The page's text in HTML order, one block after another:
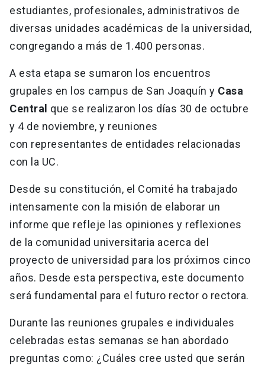
estudiantes, profesionales, administrativos de
diversas unidades académicas de la universidad,
congregando a más de 1.400 personas.
A esta etapa se sumaron los encuentros
grupales en los campus de San Joaquín y Casa
Central que se realizaron los días 30 de octubre
y 4 de noviembre, y reuniones
con representantes de entidades relacionadas
con la UC.
Desde su constitución, el Comité ha trabajado
intensamente con la misión de elaborar un
informe que refleje las opiniones y reflexiones
de la comunidad universitaria acerca del
proyecto de universidad para los próximos cinco
años. Desde esta perspectiva, este documento
será fundamental para el futuro rector o rectora.
Durante las reuniones grupales e individuales
celebradas estas semanas se han abordado
preguntas como: ¿Cuáles cree usted que serán